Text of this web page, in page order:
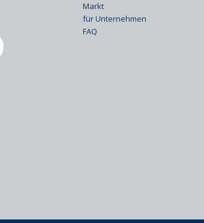
Markt
für Unternehmen
FAQ